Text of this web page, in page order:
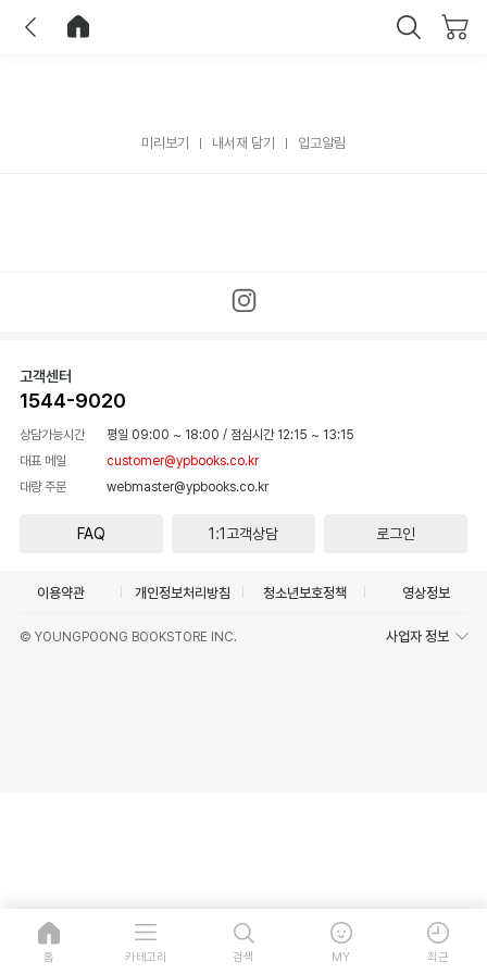
미리보기 내서재 담기 입고알림
고객센터
1544-9020
상담가능시간 평일 09:00 ~ 18:00 / 점심시간 12:15 ~ 13:15
대표 메일
customer@ypbooks.co.kr
대량 주문
webmaster@ypbooks.co.kr
FAQ 1:1고객상담 로그인
이용약관 개인정보처리방침 청소년보호정책 영상정보
© YOUNGPOONG BOOKSTORE INC. 사업자 정보
홈 카테고리 검색 MY 최근